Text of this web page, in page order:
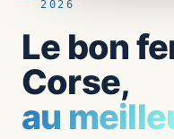
2026
Le bon
Corse,
au